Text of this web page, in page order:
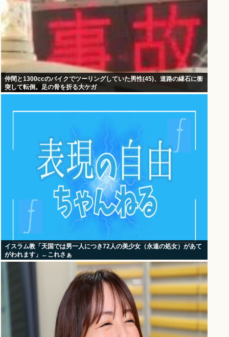
仲間と1300ccのバイクでツーリングしていた男性(45)、道路の縁石に衝
突して転倒。足の骨を折る大ケガ
イスラム教「天国では男一人につき72人の美少女（永遠の処女）があて
がわれます」←これさぁ